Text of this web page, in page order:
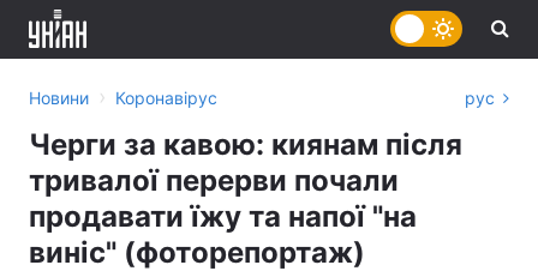
Новини › Коронавірус рус
Черги за кавою: киянам після
тривалої перерви почали
продавати їжу та напої "на
виніс" (фоторепортаж)